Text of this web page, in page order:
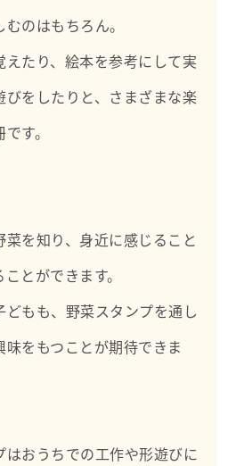
のはもちろん。
たり、絵本を参考にして実
びをしたりと、さまざまな楽
す。
を知り、身近に感じること
とができます。
どもも、野菜スタンプを通し
をもつことが期待できま
はおうちでの工作や形遊びに